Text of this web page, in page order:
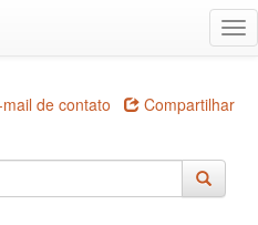
de contato Compartilhar